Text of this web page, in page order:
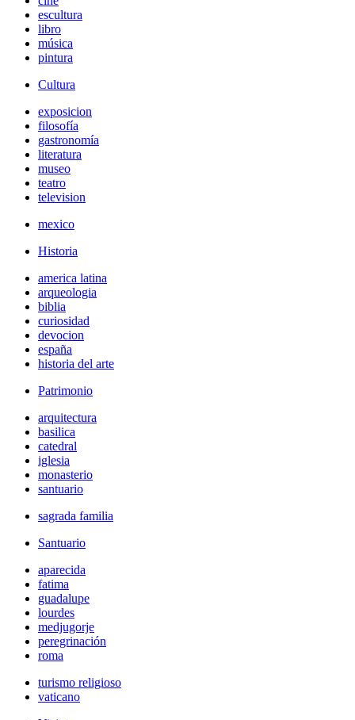
escultura
libro
música
pintura
Cultura
exposicion
filosofía
gastronomía
literatura
museo
teatro
television
mexico
Historia
america latina
arqueologia
biblia
curiosidad
devocion
españa
historia del arte
Patrimonio
arquitectura
basilica
catedral
iglesia
monasterio
santuario
sagrada familia
Santuario
aparecida
fatima
guadalupe
lourdes
medjugorje
peregrinación
roma
turismo religioso
vaticano